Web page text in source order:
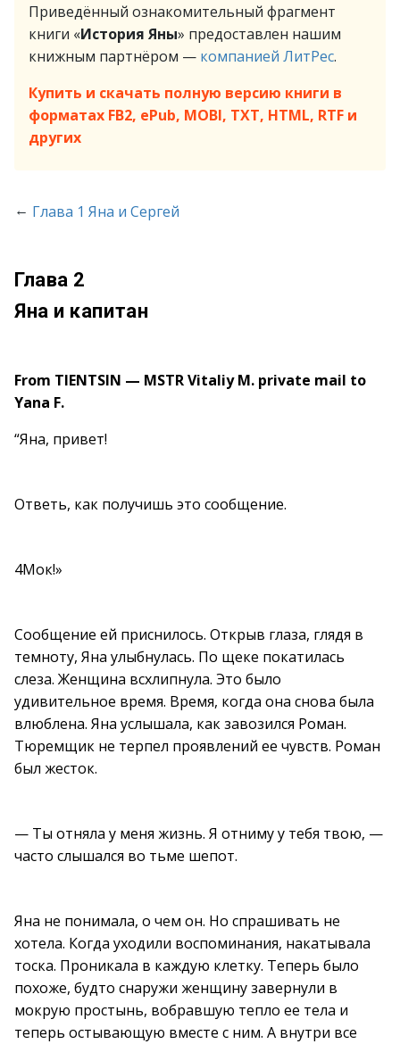
Приведённый ознакомительный фрагмент
книги «История Яны» предоставлен нашим
книжным партнёром — компанией ЛитРес.
Купить и скачать полную версию книги в
форматах FB2, ePub, MOBI, TXT, HTML, RTF и
других
← Глава 1 Яна и Сергей
Глава 2
Яна и капитан
From TIENTSIN — MSTR Vitaliy M. private mail to
Yana F.
“Яна, привет!
Ответь, как получишь это сообщение.
4Мок!»
Сообщение ей приснилось. Открыв глаза, глядя в
темноту, Яна улыбнулась. По щеке покатилась
слеза. Женщина всхлипнула. Это было
удивительное время. Время, когда она снова была
влюблена. Яна услышала, как завозился Роман.
Тюремщик не терпел проявлений ее чувств. Роман
был жесток.
— Ты отняла у меня жизнь. Я отниму у тебя твою, —
часто слышался во тьме шепот.
Яна не понимала, о чем он. Но спрашивать не
хотела. Когда уходили воспоминания, накатывала
тоска. Проникала в каждую клетку. Теперь было
похоже, будто снаружи женщину завернули в
мокрую простынь, вобравшую тепло ее тела и
теперь остывающую вместе с ним. А внутри все